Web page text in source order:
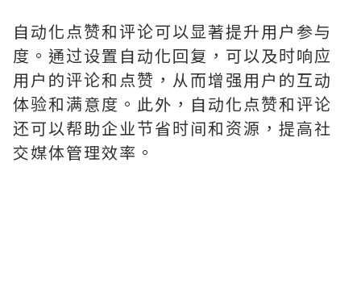
自动化点赞和评论可以显著提升用户参与
度。通过设置自动化回复，可以及时响应
用户的评论和点赞，从而增强用户的互动
体验和满意度。此外，自动化点赞和评论
还可以帮助企业节省时间和资源，提高社
交媒体管理效率。